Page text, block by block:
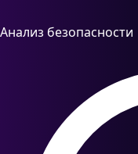
Анализ безопасности